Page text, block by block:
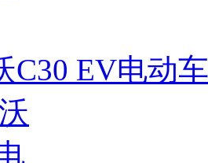
C30 EV电动车